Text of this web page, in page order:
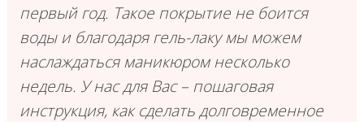
первый год. Такое покрытие не боится
воды и благодаря гель-лаку мы можем
наслаждаться маникюром несколько
недель. У нас для Вас – пошаговая
инструкция, как сделать долговременное